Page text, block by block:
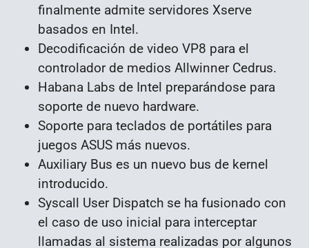
finalmente admite servidores Xserve
basados ​​en Intel.
Decodificación de video VP8 para el
controlador de medios Allwinner Cedrus.
Habana Labs de Intel preparándose para
soporte de nuevo hardware.
Soporte para teclados de portátiles para
juegos ASUS más nuevos.
Auxiliary Bus es un nuevo bus de kernel
introducido.
Syscall User Dispatch se ha fusionado con
el caso de uso inicial para interceptar
llamadas al sistema realizadas por algunos